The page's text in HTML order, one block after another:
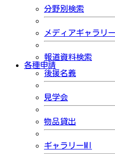
分野別検索
メディアギャラリー
報道資料検索
各種申請
後援名義
見学会
物品貸出
ギャラリーMI